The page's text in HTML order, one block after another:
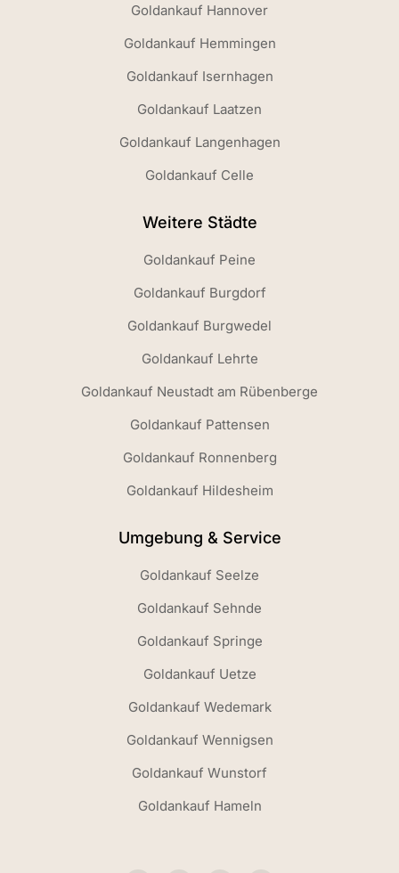
Goldankauf Hannover
Goldankauf Hemmingen
Goldankauf Isernhagen
Goldankauf Laatzen
Goldankauf Langenhagen
Goldankauf Celle
Weitere Städte
Goldankauf Peine
Goldankauf Burgdorf
Goldankauf Burgwedel
Goldankauf Lehrte
Goldankauf Neustadt am Rübenberge
Goldankauf Pattensen
Goldankauf Ronnenberg
Goldankauf Hildesheim
Umgebung & Service
Goldankauf Seelze
Goldankauf Sehnde
Goldankauf Springe
Goldankauf Uetze
Goldankauf Wedemark
Goldankauf Wennigsen
Goldankauf Wunstorf
Goldankauf Hameln